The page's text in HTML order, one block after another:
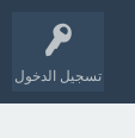
تسجيل الدخول